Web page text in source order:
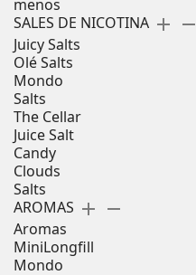
menos
SALES DE NICOTINA add remove
Juicy Salts
Olé Salts
Mondo
Salts
The Cellar
Juice Salt
Candy
Clouds
Salts
AROMAS add remove
Aromas
MiniLongfill
Mondo